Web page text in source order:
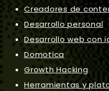
Creadores de
Desarrollo personal
Desarrollo web con
Domotica
Growth Hacking
Herramientas y